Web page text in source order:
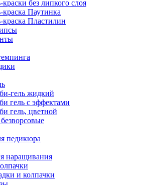
краски без липкого слоя
краска Паутинка
краска Пластилин
гель жидкий
гель с эффектами
гель, цветной
педикюра
наращивания
и колпачки